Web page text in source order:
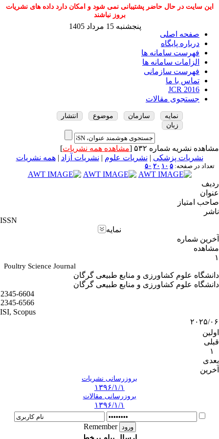
این سایت در حال حاضر پشتیبانی نمی شود و امکان دارد داده های نشریات
بروز نباشند
صفحه اصلی
درباره پایگاه
فهرست سامانه ها
الزامات سامانه ها
فهرست سازمانی
تماس با ما
JCR 2016
جستجوی مقالات
پنجشنبه 15 مرداد 1405
نمایه سازمان موضوع
انتشار
زبان
مشاهده نشریه شماره ۵۳۲ [ مشاهده همه نشریات]
نشریات پزشکی | نشریات علوم | نشریات آزاد |همه نشریات
تعداد در صفحه: ۵ ۱۰ ۲۰ ۵۰
ردیف
عنوان
صاحب امتیاز
ناشر
ISSN
نمایه
آخرین شماره
مشاهده
۱
Poultry Science Journal
دانشگاه علوم کشاورزی و منابع طبیعی گرگان
دانشگاه علوم کشاورزی و منابع طبیعی گرگان
2345-6604
2345-6566
ISI, Scopus
۲۰۲۵/۰۶
اولین
قبلی
۱
بعدی
آخرین
بروزرسانی نشریات
۱۳۹۶/۱/۱
بروزرسانی مقالات
۱۳۹۶/۱/۱
Remember